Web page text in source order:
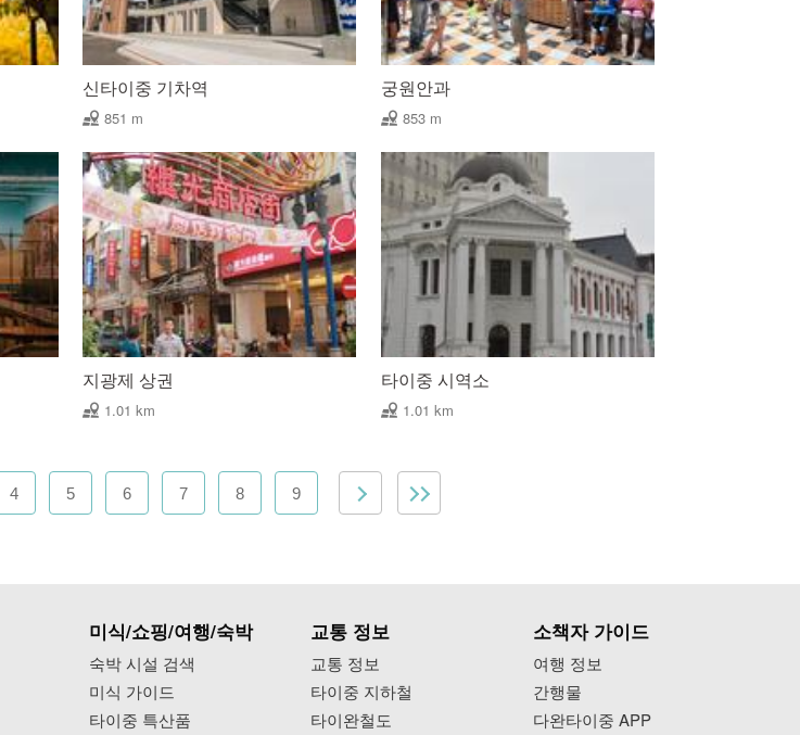
신타이중 기차역
851 m
궁원안과
853 m
지광제 상권
1.01 km
타이중 시역소
1.01 km
4 5 6 7 8 9
미식/쇼핑/여행/숙박
숙박 시설 검색
미식 가이드
타이중 특산품
교통 정보
교통 정보
타이중 지하철
타이완철도
소책자 가이드
여행 정보
간행물
다완타이중 APP